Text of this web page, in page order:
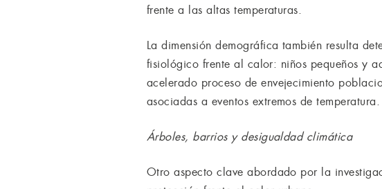
frente a las altas temperaturas.
La dimensión demográfica también resulta
fisiológico frente al calor: niños pequeños y
acelerado proceso de envejecimiento
asociadas a eventos extremos de temperatura.
Árboles, barrios y desigualdad climática
Otro aspecto clave abordado por la